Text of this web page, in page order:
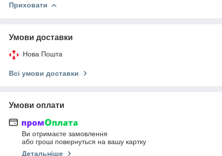
Приховати
Умови доставки
Нова Пошта
Всі умови доставки
Умови оплати
Ви отримаєте замовлення
або гроші повернуться на вашу картку
Детальніше